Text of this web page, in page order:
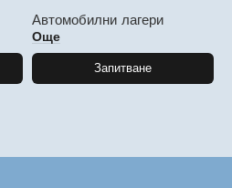
Автомобилни лагери
Още
Запитване